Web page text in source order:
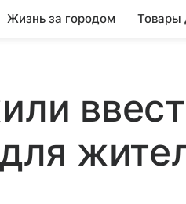
Жизнь за городом Товары